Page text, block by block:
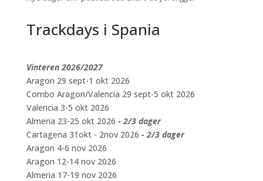
Trackdays i Spania
Vinteren 2026/2027
Aragon 29 sept-1 okt 2026
Combo Aragon/Valencia 29 sept-5 okt 2026
Valencia 3-5 okt 2026
Almeria 23-25 okt 2026 - 2/3 dager
Cartagena 31okt - 2nov 2026 - 2/3 dager
Aragon 4-6 nov 2026
Aragon 12-14 nov 2026
Almeria 17-19 nov 2026